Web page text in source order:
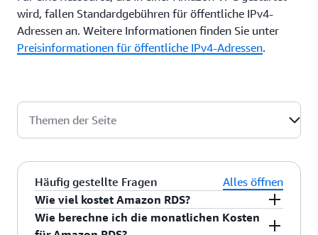
wird, fallen Standardgebühren für öffentliche IPv4-
Adressen an. Weitere Informationen finden Sie unter
Preisinformationen für öffentliche IPv4-Adressen.
Themen der Seite
Häufig gestellte Fragen
Alles öffnen
Wie viel kostet Amazon RDS?
Amazon RDS kann kostenlos ausprobiert werden.
Wie berechne ich die monatlichen Kosten